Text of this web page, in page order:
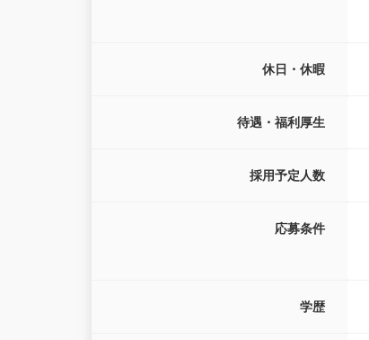
休日・休暇
待遇・福利厚生
採用予定人数
応募条件
学歴